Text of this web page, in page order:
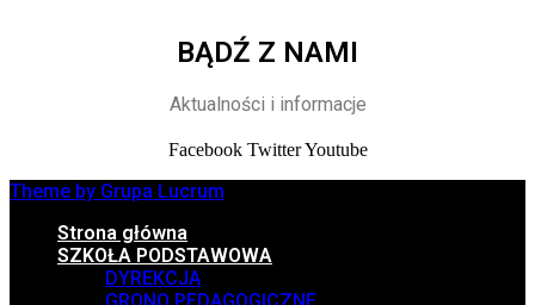
BĄDŹ Z NAMI
Aktualności i informacje
Facebook Twitter Youtube
Theme by Grupa Lucrum
Strona główna
SZKOŁA PODSTAWOWA
DYREKCJA